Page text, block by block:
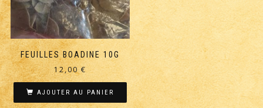
FEUILLES BOADINE 10G
12,00 €
AJOUTER AU PANIER